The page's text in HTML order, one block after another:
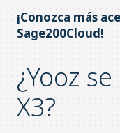
¡Conozca más
Sage200Cloud!
¿Yooz
X3?